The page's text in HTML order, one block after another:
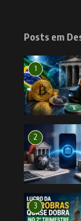
Posts em
1
2
3